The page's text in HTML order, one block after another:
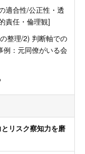
適合性/公正性・透
責任・倫理観]
整理/2) 判断軸での
例：元同僚がいる会
リスク察知力を磨